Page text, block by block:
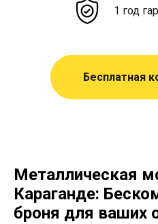
1 год
Бесплатная
Металлическая
Караганде:
броня для ваших